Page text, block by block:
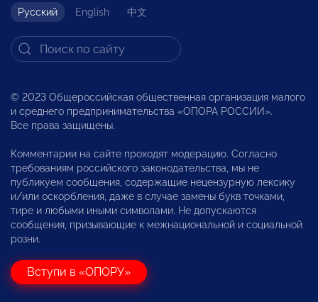
Русский English 中文
© 2023 Общероссийская общественная организация малого
и среднего предпринимательства «ОПОРА РОССИИ».
Все права защищены.
Комментарии на сайте проходят модерацию. Согласно
требованиям российского законодательства, мы не
публикуем сообщения, содержащие нецензурную лексику
и/или оскорбления, даже в случае замены букв точками,
тире и любыми иными символами. Не допускаются
сообщения, призывающие к межнациональной и социальной
розни.
Вступи в «ОПОРУ»